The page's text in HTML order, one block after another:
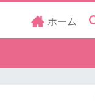
ホーム